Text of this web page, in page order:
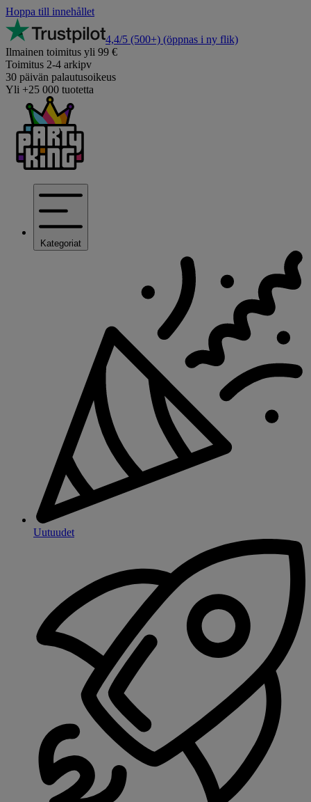
Hoppa till innehållet
4,4/5 (500+) (öppnas i ny flik)
Ilmainen toimitus yli 99 €
Toimitus 2-4 arkipv
30 päivän palautusoikeus
Yli +25 000 tuotetta
Kategoriat
Uutuudet